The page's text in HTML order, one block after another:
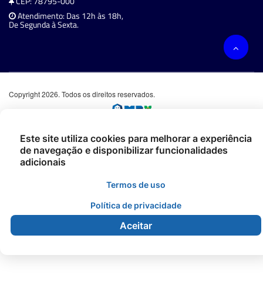
Atendimento: Das 12h às 18h,
De Segunda à Sexta.
Copyright 2026. Todos os direitos reservados.
Este site utiliza cookies para melhorar a experiência
de navegação e disponibilizar funcionalidades
adicionais
Termos de uso
Política de privacidade
Aceitar